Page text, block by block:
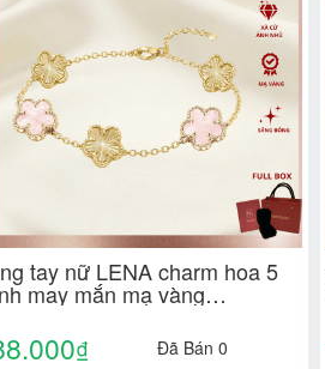
tay nữ LENA charm hoa 5
may mắn mạ vàng
( kèm Túi giấy + Hộp +
₫ Đã Bán 0